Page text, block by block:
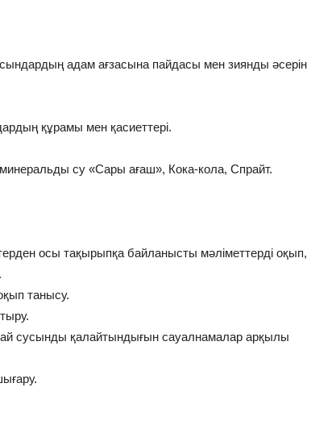
адам ағзасына пайдасы мен зиянды әсерін
құрамы мен қасиеттері.
су «Сары ағаш», Кока-кола, Спрайт.
осы тақырыпқа байланысты мәліметтерді оқып,
танысу.
сусынды қалайтындығын сауалнамалар арқылы